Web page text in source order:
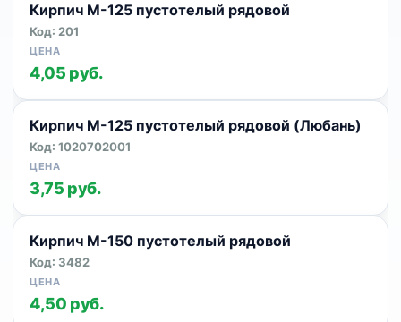
Кирпич М-125 пустотелый рядовой
Код: 201
4,05 руб.
Кирпич М-125 пустотелый рядовой (Любань)
Код: 1020702001
3,75 руб.
Кирпич М-150 пустотелый рядовой
Код: 3482
4,50 руб.